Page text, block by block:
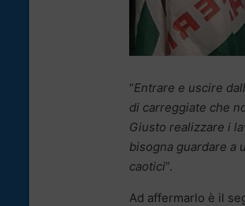
“Entrare e uscire
di carreggiate che
Giusto realizzare i
bisogna guardare a
caotici”.
Ad affermarlo è il